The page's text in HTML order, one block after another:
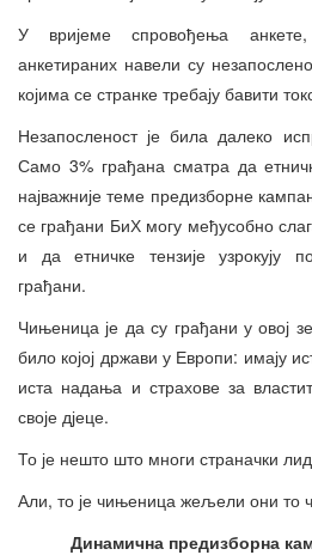
У вријеме спровођења
анкетираних навели су
којима се странке требају бавити
Незапосленост је била далеко
Само 3% грађана сматра да
најважније теме предизборне
се грађани БиХ могу међусобно
и да етничке тензије узрокују
грађани.
Чињеница је да су грађани у овој
било којој држави у Европи: имају
иста надања и страхове за
своје дјеце.
То је нешто што многи страначки
Али, то је чињеница жељели они то
Динамична предизборна